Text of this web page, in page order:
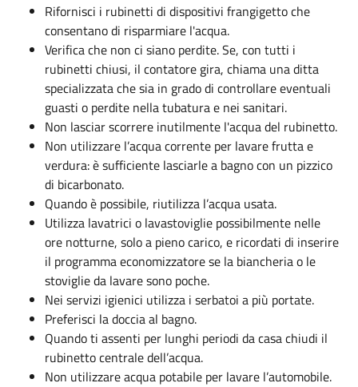
Rifornisci i rubinetti di dispositivi frangigetto che
consentano di risparmiare l'acqua.
Verifica che non ci siano perdite. Se, con tutti i
rubinetti chiusi, il contatore gira, chiama una ditta
specializzata che sia in grado di controllare eventuali
guasti o perdite nella tubatura e nei sanitari.
Non lasciar scorrere inutilmente l'acqua del rubinetto.
Non utilizzare l’acqua corrente per lavare frutta e
verdura: è sufficiente lasciarle a bagno con un pizzico
di bicarbonato.
Quando è possibile, riutilizza l’acqua usata.
Utilizza lavatrici o lavastoviglie possibilmente nelle
ore notturne, solo a pieno carico, e ricordati di inserire
il programma economizzatore se la biancheria o le
stoviglie da lavare sono poche.
Nei servizi igienici utilizza i serbatoi a più portate.
Preferisci la doccia al bagno.
Quando ti assenti per lunghi periodi da casa chiudi il
rubinetto centrale dell’acqua.
Non utilizzare acqua potabile per lavare l’automobile.